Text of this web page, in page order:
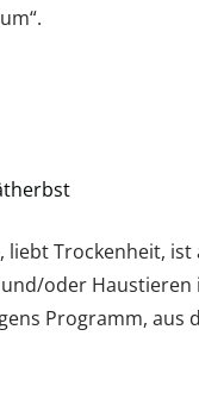
liebt Trockenheit,
oder Haustieren
Programm, aus